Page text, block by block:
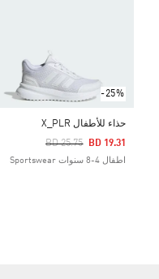
-25%
حذاء للأطفال X_PLR
Price Reduced From
BD 25.75
To BD 19.31
اطفال 4-8 سنوات Sportswear